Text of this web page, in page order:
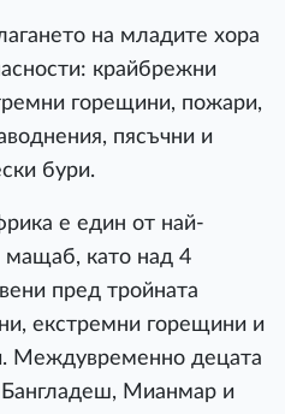
на младите хора
крайбрежни
горещини, пожари,
пясъчни и
бури.
е един от най-
мащаб, като над 4
пред тройната
екстремни горещини и
Междувременно децата
Бангладеш, Мианмар и